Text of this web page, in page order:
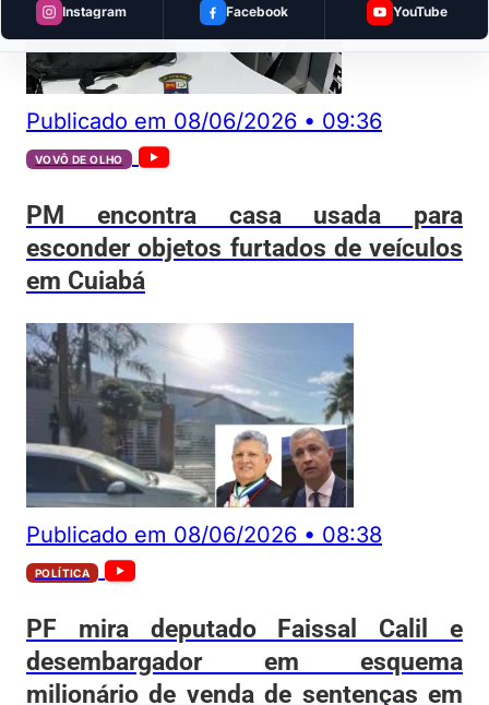
Instagram Facebook YouTube
Publicado em 08/06/2026 • 09:36
VOVÔ DE OLHO
PM encontra casa usada para
esconder objetos furtados de veículos
em Cuiabá
Publicado em 08/06/2026 • 08:38
POLÍTICA
PF mira deputado Faissal Calil e
desembargador em esquema
milionário de venda de sentenças em